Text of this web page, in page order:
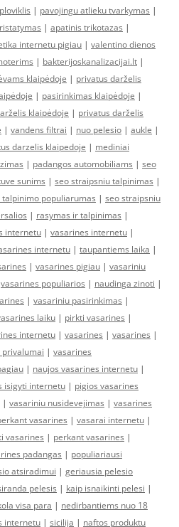
| pavojingu atlieku tvarkymas |
| apatinis trikotazas |
internetu pigiau | valentino dienos
| bakterijoskanalizacijai.lt |
klaipėdoje | privatus darželis
| pasirinkimas klaipėdoje |
klaipėdoje | privatus darželis
| vandens filtrai | nuo pelesio | aukle |
darzelis klaipedoje | mediniai
| padangos automobiliams | seo
sunims | seo straipsniu talpinimas |
talpinimo populiarumas | seo straipsniu
| rasymas ir talpinimas |
internetu | vasarines internetu |
internetu | taupantiems laika |
| vasarines pigiau | vasariniu
vasarines populiarios | naudinga zinoti |
| vasariniu pasirinkimas |
laiku | pirkti vasarines |
internetu | vasarines | vasarines |
| vasarines
| naujos vasarines internetu |
isigyti internetu | pigios vasarines
| vasariniu nusidevejimas | vasarines
vasarines | vasarai internetu |
vasarines | perkant vasarines |
padangas | populiariausi
atsiradimui | geriausia pelesio
pelesis | kaip isnaikinti pelesi |
visa para | nedirbantiems nuo 18
internetu | sicilija | naftos produktu